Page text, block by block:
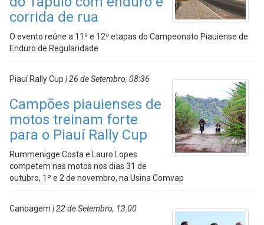
corrida de rua
O evento reúne a 11ª e 12ª etapas do Campeonato Piauiense de
Enduro de Regularidade
Piauí Rally Cup | 26 de Setembro, 08:36
Campões piauienses de
motos treinam forte
para o Piauí Rally Cup
Rummenigge Costa e Lauro Lopes
competem nas motos nos dias 31 de
outubro, 1º e 2 de novembro, na Usina Comvap
Canoagem | 22 de Setembro, 13:00